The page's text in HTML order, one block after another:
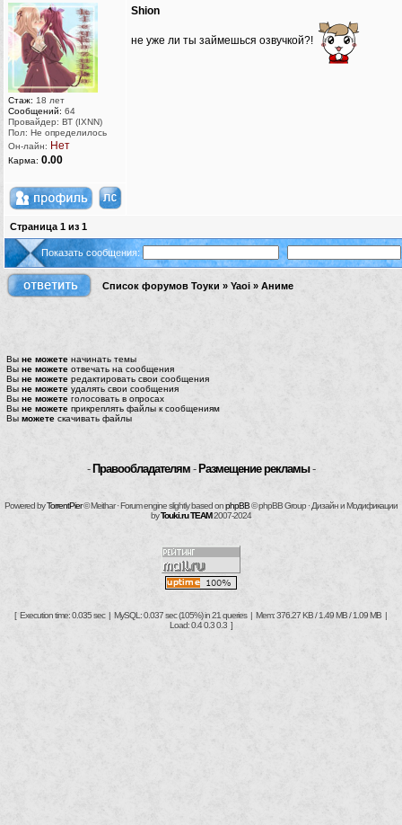
Стаж: 18 лет
Сообщений: 64
Провайдер: ВТ (IXNN)
Пол: Не определилось
Он-лайн: Нет
Карма: 0.00
Shion
не уже ли ты займешься озвучкой?!
Страница 1 из 1
Показать сообщения:
Список форумов Тоуки » Yaoi » Аниме
Вы не можете начинать темы
Вы не можете отвечать на сообщения
Вы не можете редактировать свои сообщения
Вы не можете удалять свои сообщения
Вы не можете голосовать в опросах
Вы не можете прикреплять файлы к сообщениям
Вы можете скачивать файлы
- Правообладателям - Размещение рекламы-
Powered byTorrentPier© Meithar · Forum engine slightly based onphpBB© phpBB Group · Дизайн и Модификации
byTouki.ru TEAM2007-2024
[ Execution time: 0.035 sec | MySQL: 0.037 sec (105%) in 21 queries | Mem: 376.27 KB / 1.49 MB / 1.09 MB |
Load: 0.4 0.3 0.3 ]